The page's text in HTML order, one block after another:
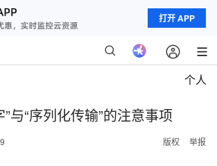
打开 APP
个人
与“序列化传输”的注意事项
版权 举报